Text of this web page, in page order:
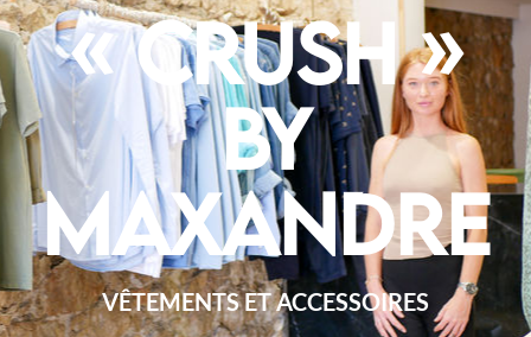
« Crush »
by
Maxandre
VÊTEMENTS ET ACCESSOIRES